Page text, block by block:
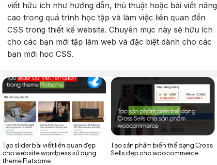
viết hữu ích như hướng dẫn, thủ thuật hoặc bài viết nâng
cao trong quá trình học tập và làm việc liên quan đến
CSS trong thiết kế website. Chuyên mục này sẽ hữu ích
cho các bạn mới tập làm web và đặc biệt dành cho các
bạn mới học CSS.
Tạo slider bài viết liên quan đẹp
cho website wordpess sử dụng
theme Flatsome
Tạo sản phẩm biến thể dạng Cross
Sells đẹp cho woocommerce